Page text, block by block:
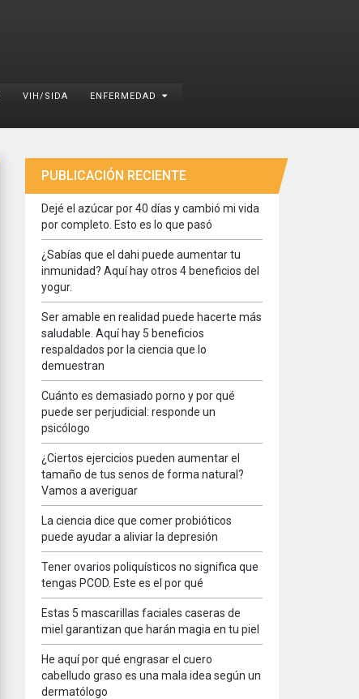
VIH/SIDA ENFERMEDAD
PUBLICACIÓN RECIENTE
Dejé el azúcar por 40 días y cambió mi vida
por completo. Esto es lo que pasó
¿Sabías que el dahi puede aumentar tu
inmunidad? Aquí hay otros 4 beneficios del
yogur.
Ser amable en realidad puede hacerte más
saludable. Aquí hay 5 beneficios
respaldados por la ciencia que lo
demuestran
Cuánto es demasiado porno y por qué
puede ser perjudicial: responde un
psicólogo
¿Ciertos ejercicios pueden aumentar el
tamaño de tus senos de forma natural?
Vamos a averiguar
La ciencia dice que comer probióticos
puede ayudar a aliviar la depresión
Tener ovarios poliquísticos no significa que
tengas PCOD. Este es el por qué
Estas 5 mascarillas faciales caseras de
miel garantizan que harán magia en tu piel
He aquí por qué engrasar el cuero
cabelludo graso es una mala idea según un
dermatólogo